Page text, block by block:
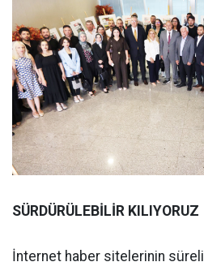
SÜRDÜRÜLEBİLİR KILIYORUZ
İnternet haber sitelerinin süreli